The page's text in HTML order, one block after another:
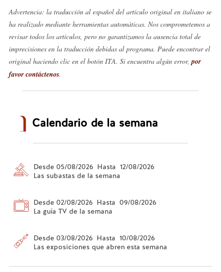
Advertencia: la traducción al español del artículo original en italiano se
ha realizado mediante herramientas automáticas. Nos comprometemos a
revisar todos los artículos, pero no garantizamos la ausencia total de
imprecisiones en la traducción debidas al programa. Puede encontrar el
original haciendo clic en el botón ITA. Si encuentra algún error, por
favor contáctenos.
Calendario de la semana
Desde 05/08/2026 Hasta 12/08/2026
Las subastas de la semana
Desde 02/08/2026 Hasta 09/08/2026
La guía TV de la semana
Desde 03/08/2026 Hasta 10/08/2026
Las exposiciones que abren esta semana